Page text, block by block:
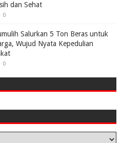
dan Sehat
0
Salurkan 5 Ton Beras untuk
Wujud Nyata Kepedulian
0